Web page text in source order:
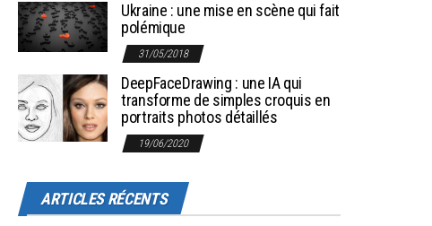
Ukraine : une mise en scène qui fait
polémique
31/05/2018
DeepFaceDrawing : une IA qui
transforme de simples croquis en
portraits photos détaillés
19/06/2020
ARTICLES RÉCENTS